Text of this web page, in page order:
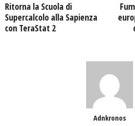
Ritorna la Scuola di
Supercalcolo alla Sapienza
con TeraStat 2
Adnkronos